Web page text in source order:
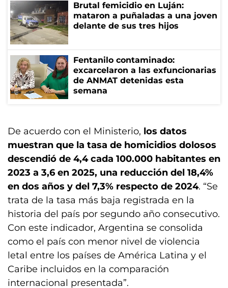
Brutal femicidio en Luján:
mataron a puñaladas a una joven
delante de sus tres hijos
Fentanilo contaminado:
excarcelaron a las exfuncionarias
de ANMAT detenidas esta
semana
De acuerdo con el Ministerio, los datos
muestran que la tasa de homicidios dolosos
descendió de 4,4 cada 100.000 habitantes en
2023 a 3,6 en 2025, una reducción del 18,4%
en dos años y del 7,3% respecto de 2024. “Se
trata de la tasa más baja registrada en la
historia del país por segundo año consecutivo.
Con este indicador, Argentina se consolida
como el país con menor nivel de violencia
letal entre los países de América Latina y el
Caribe incluidos en la comparación
internacional presentada”.